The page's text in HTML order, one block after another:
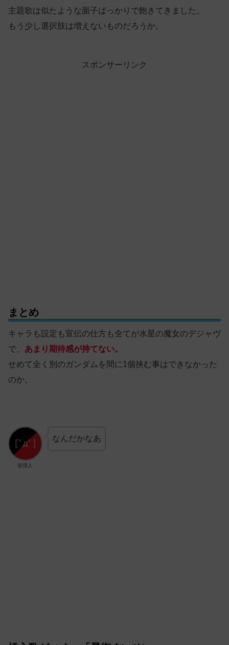
主題歌は似たような面子ばっかりで飽きてきました。
もう少し選択肢は増えないものだろうか。
スポンサーリンク
まとめ
キャラも設定も宣伝の仕方も全てが水星の魔女のデジャヴ
で、 あまり期待感が持てない。
せめて全く別のガンダムを間に1個挟む事はできなかった
のか。
管理人
なんだかなあ